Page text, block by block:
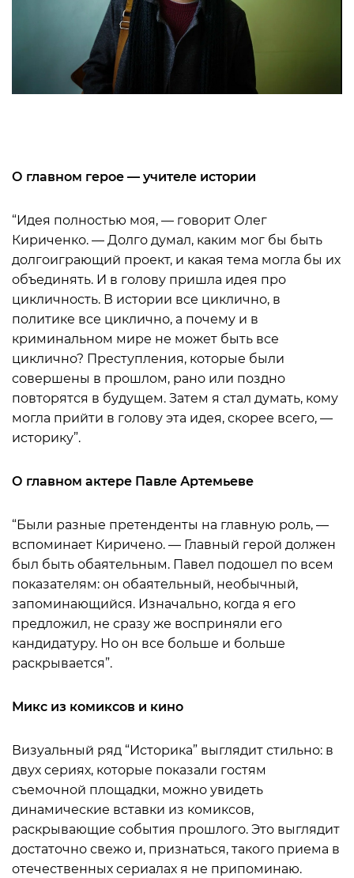
О главном герое — учителе истории
“Идея полностью моя, — говорит Олег
Кириченко. — Долго думал, каким мог бы быть
долгоиграющий проект, и какая тема могла бы их
объединять. И в голову пришла идея про
цикличность. В истории все циклично, в
политике все циклично, а почему и в
криминальном мире не может быть все
циклично? Преступления, которые были
совершены в прошлом, рано или поздно
повторятся в будущем. Затем я стал думать, кому
могла прийти в голову эта идея, скорее всего, —
историку”.
О главном актере Павле Артемьеве
“Были разные претенденты на главную роль, —
вспоминает Киричено. — Главный герой должен
был быть обаятельным. Павел подошел по всем
показателям: он обаятельный, необычный,
запоминающийся. Изначально, когда я его
предложил, не сразу же восприняли его
кандидатуру. Но он все больше и больше
раскрывается”.
Микс из комиксов и кино
Визуальный ряд “Историка” выглядит стильно: в
двух сериях, которые показали гостям
съемочной площадки, можно увидеть
динамические вставки из комиксов,
раскрывающие события прошлого. Это выглядит
достаточно свежо и, признаться, такого приема в
отечественных сериалах я не припоминаю.